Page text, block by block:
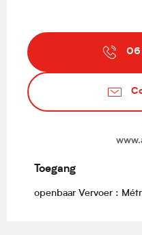
06
Toegang
Toegang
openbaar Vervoer :